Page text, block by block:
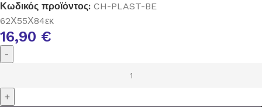
Κωδικός προϊόντος: CH-PLAST-BE
62Χ55Χ84εκ
16,90 €